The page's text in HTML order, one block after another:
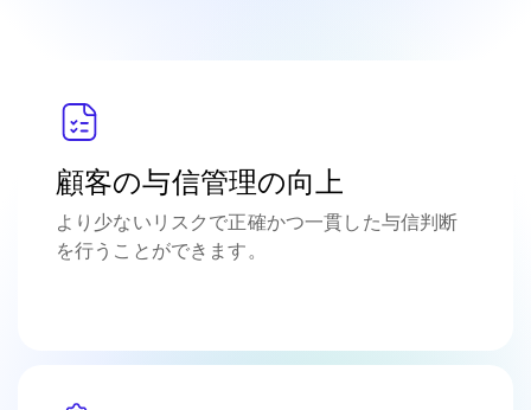
顧客の与信管理の向上
より少ないリスクで正確かつ一貫した与信判断
を行うことができます。